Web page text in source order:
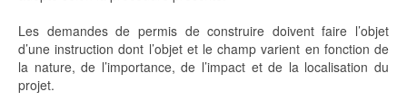
Les demandes de permis de construire doivent faire l’objet
d’une instruction dont l’objet et le champ varient en fonction de
la nature, de l’importance, de l’impact et de la localisation du
projet.